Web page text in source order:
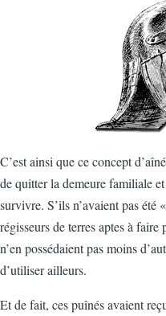
C’est ainsi que ce concept
de quitter la demeure familiale
survivre. S’ils n’avaient pas
régisseurs de terres aptes à
n’en possédaient pas moins
d’utiliser ailleurs.
Et de fait, ces puînés avaient